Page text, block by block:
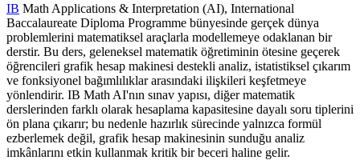
IB Math Applications & Interpretation (AI), International
Baccalaureate Diploma Programme bünyesinde gerçek dünya
problemlerini matematiksel araçlarla modellemeye odaklanan bir
derstir. Bu ders, geleneksel matematik öğretiminin ötesine geçerek
öğrencileri grafik hesap makinesi destekli analiz, istatistiksel çıkarım
ve fonksiyonel bağımlılıklar arasındaki ilişkileri keşfetmeye
yönlendirir. IB Math AI'nın sınav yapısı, diğer matematik
derslerinden farklı olarak hesaplama kapasitesine dayalı soru tiplerini
ön plana çıkarır; bu nedenle hazırlık sürecinde yalnızca formül
ezberlemek değil, grafik hesap makinesinin sunduğu analiz
imkânlarını etkin kullanmak kritik bir beceri haline gelir.